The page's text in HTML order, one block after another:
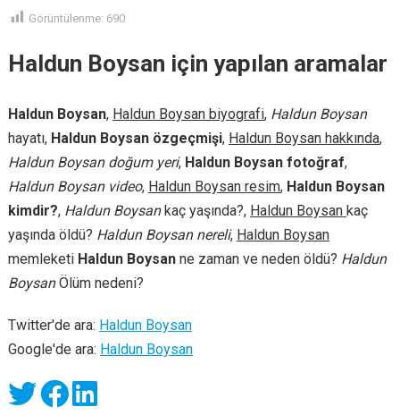
Görüntülenme: 690
Haldun Boysan için yapılan aramalar
Haldun Boysan, Haldun Boysan biyografi, Haldun Boysan
hayatı, Haldun Boysan özgeçmişi, Haldun Boysan hakkında,
Haldun Boysan doğum yeri, Haldun Boysan fotoğraf,
Haldun Boysan video, Haldun Boysan resim, Haldun Boysan
kimdir?, Haldun Boysankaç yaşında?, Haldun Boysan kaç
yaşında öldü? Haldun Boysan nereli, Haldun Boysan
memleketi Haldun Boysanne zaman ve neden öldü? Haldun
BoysanÖlüm nedeni?
Twitter'de ara: Haldun Boysan
Google'de ara: Haldun Boysan